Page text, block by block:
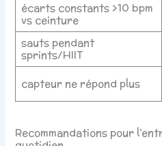
écarts constants >10 bpm
vs ceinture
sauts pendant
sprints/HIIT
capteur ne répond plus
Recommandations pour